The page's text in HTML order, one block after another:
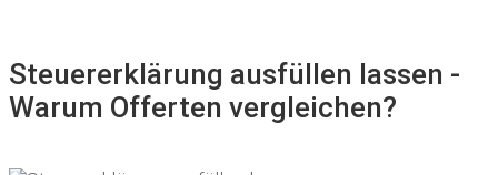
Steuererklärung ausfüllen lassen -
Warum Offerten vergleichen?